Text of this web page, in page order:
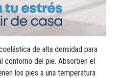
de alta densidad para
contorno del pie. Absorben el
los pies a una temperatura